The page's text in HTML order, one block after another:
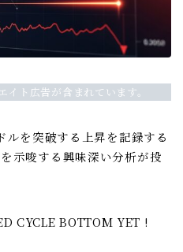
イト広告が含まれています。
ルを突破する上昇を記録する
示唆する興味深い分析が投
CYCLE BOTTOM YET !